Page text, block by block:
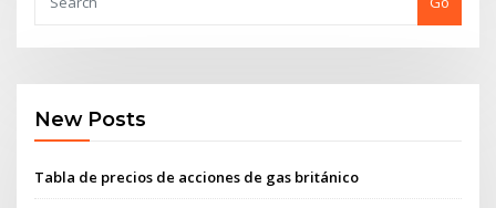
New Posts
Tabla de precios de acciones de gas británico